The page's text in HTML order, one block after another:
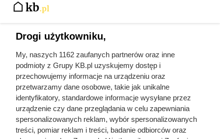
Drogi użytkowniku,
My, naszych 1162 zaufanych partnerów oraz inne
podmioty z Grupy KB.pl uzyskujemy dostęp i
przechowujemy informacje na urządzeniu oraz
przetwarzamy dane osobowe, takie jak unikalne
identyfikatory, standardowe informacje wysyłane przez
urządzenie czy dane przeglądania w celu zapewniania
spersonalizowanych reklam, wybór spersonalizowanych
treści, pomiar reklam i treści, badanie odbiorców oraz